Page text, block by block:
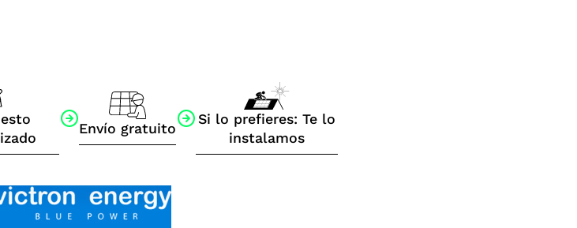
Envío gratuito
Si lo prefieres: Te lo
instalamos